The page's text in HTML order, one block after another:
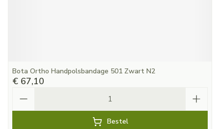
Bota Ortho Handpolsbandage 501 Zwart N2
€ 67,10
Bestel